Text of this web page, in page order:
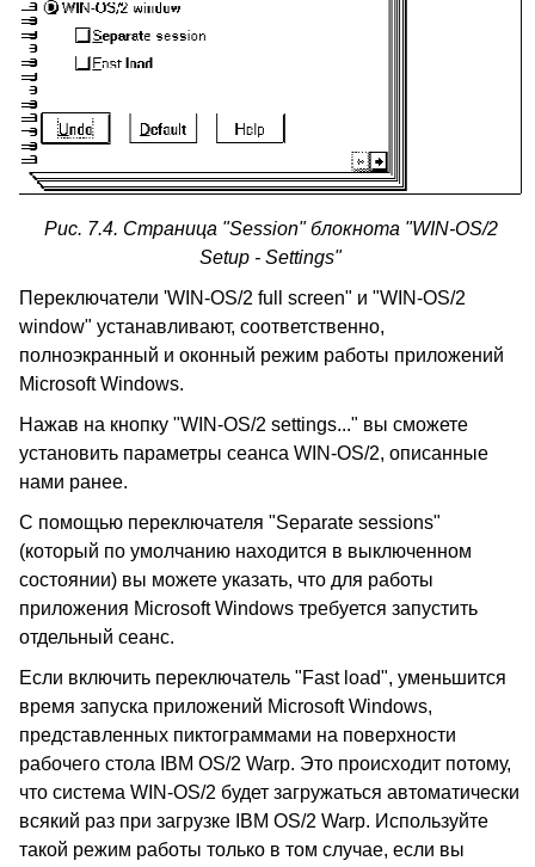
Рис. 7.4. Страница "Session" блокнота "WIN-OS/2
Setup - Settings"
Переключатели 'WIN-OS/2 full screen" и "WIN-OS/2
window" устанавливают, соответственно,
полноэкранный и оконный режим работы приложений
Microsoft Windows.
Нажав на кнопку "WIN-OS/2 settings..." вы сможете
установить параметры сеанса WIN-OS/2, описанные
нами ранее.
С помощью переключателя "Separate sessions"
(который по умолчанию находится в выключенном
состоянии) вы можете указать, что для работы
приложения Microsoft Windows требуется запустить
отдельный сеанс.
Если включить переключатель "Fast load", уменьшится
время запуска приложений Microsoft Windows,
представленных пиктограммами на поверхности
рабочего стола IBM OS/2 Warp. Это происходит потому,
что система WIN-OS/2 будет загружаться автоматически
всякий раз при загрузке IBM OS/2 Warp. Используйте
такой режим работы только в том случае, если вы